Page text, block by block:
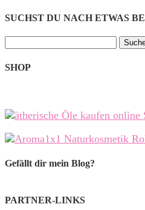
SUCHST DU NACH ETWAS
nach:
SHOP
Gefällt dir mein Blog?
PARTNER-LINKS